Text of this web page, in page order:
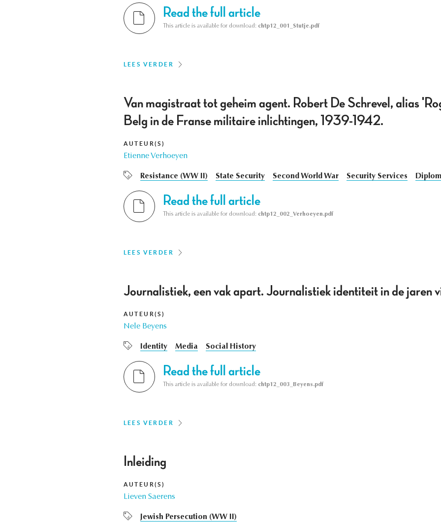
Read the full article
This article is available for download: chtp12_001_Stutje.pdf
LEES VERDER
Van magistraat tot geheim agent. Robert De Schrevel, alias
Belg in de Franse militaire inlichtingen, 1939-1942.
AUTEUR(S)
Etienne Verhoeyen
Resistance (WW II) State Security Second World War Security Services
Read the full article
This article is available for download: chtp12_002_Verhoeyen.pdf
LEES VERDER
Journalistiek, een vak apart. Journalistiek identiteit in de jaren
AUTEUR(S)
Nele Beyens
Identity Media Social History
Read the full article
This article is available for download: chtp12_003_Beyens.pdf
LEES VERDER
Inleiding
AUTEUR(S)
Lieven Saerens
Jewish Persecution (WW II)